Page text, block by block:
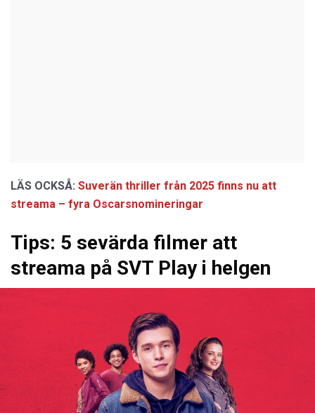
LÄS OCKSÅ: Suverän thriller från 2025 finns nu att
streama – fyra Oscarsnomineringar
Tips: 5 sevärda filmer att
streama på SVT Play i helgen